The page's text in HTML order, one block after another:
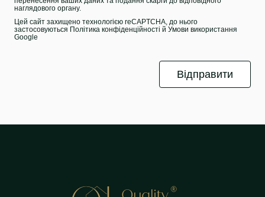
наглядового органу.
Цей сайт захищено технологією reCAPTCHA, до нього
застосовуються Політика конфіденційності й Умови використання
Google